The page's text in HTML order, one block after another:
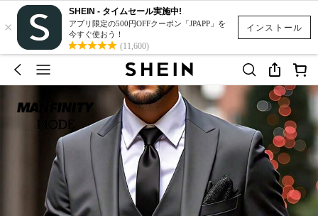
インストール
×
SHEIN - タイムセール実施中!
アプリ限定の500円OFFクーポン「JPAPP」を
今すぐ使おう！
(11,600)